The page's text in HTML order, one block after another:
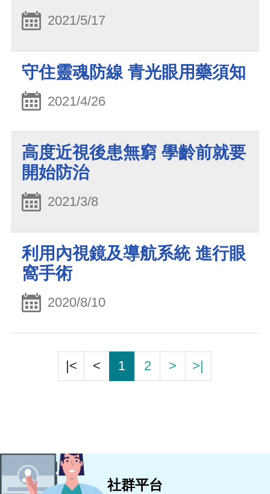
2021/5/17
守住靈魂防線 青光眼用藥須知
2021/4/26
高度近視後患無窮 學齡前就要
開始防治
2021/3/8
利用內視鏡及導航系統 進行眼
窩手術
2020/8/10
|< < 1 2 > >|
社群平台